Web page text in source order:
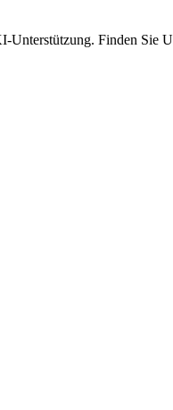
Unterstützung. Finden Sie